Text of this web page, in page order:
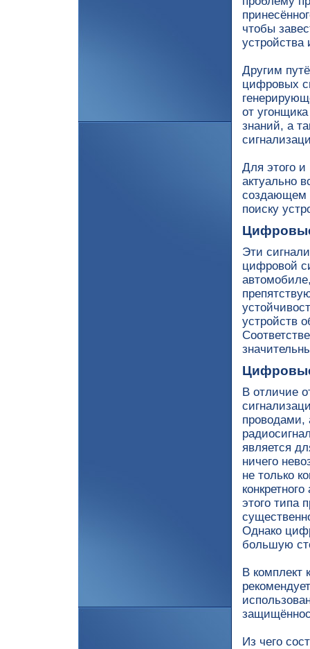
чтобы
Другим
цифровых
от
знаний, а
Для этого и
актуально
создающем
поиску
Эти
цифровой
устройств
В отличие
проводами,
является
ничего
не только
этого типа
Однако
большую
В комплект
Из чего